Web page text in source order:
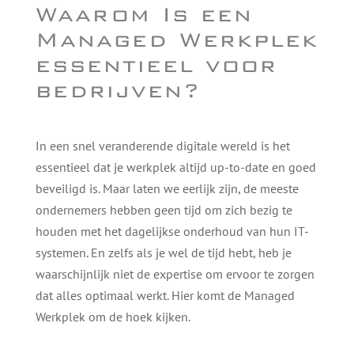
Waarom Is een
Managed Werkplek
essentieel voor
bedrijven?
In een snel veranderende digitale wereld is het
essentieel dat je werkplek altijd up-to-date en goed
beveiligd is. Maar laten we eerlijk zijn, de meeste
ondernemers hebben geen tijd om zich bezig te
houden met het dagelijkse onderhoud van hun IT-
systemen. En zelfs als je wel de tijd hebt, heb je
waarschijnlijk niet de expertise om ervoor te zorgen
dat alles optimaal werkt. Hier komt de Managed
Werkplek om de hoek kijken.